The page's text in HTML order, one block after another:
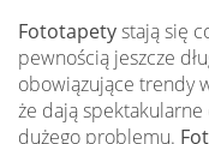
Fototapetystają się
pewnością jeszcze
obowiązujące trendy
że dają
dużego problemu.